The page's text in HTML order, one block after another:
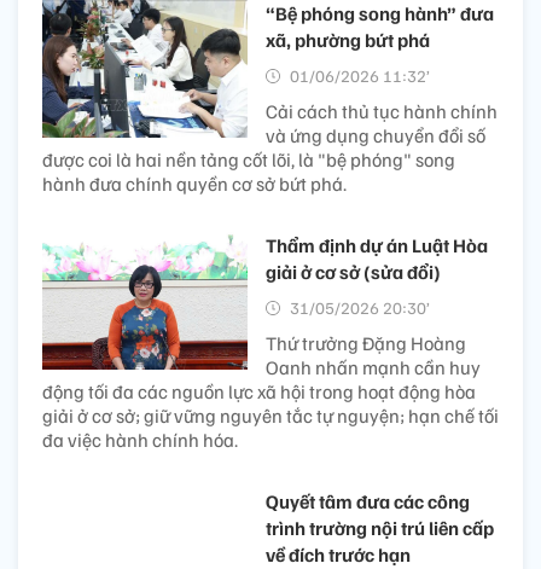
“Bệ phóng song hành” đưa
xã, phường bứt phá
01/06/2026 11:32’
Cải cách thủ tục hành chính
và ứng dụng chuyển đổi số
được coi là hai nền tảng cốt lõi, là "bệ phóng" song
hành đưa chính quyền cơ sở bứt phá.
Thẩm định dự án Luật Hòa
giải ở cơ sở (sửa đổi)
31/05/2026 20:30’
Thứ trưởng Đặng Hoàng
Oanh nhấn mạnh cần huy
động tối đa các nguồn lực xã hội trong hoạt động hòa
giải ở cơ sở; giữ vững nguyên tắc tự nguyện; hạn chế tối
đa việc hành chính hóa.
Quyết tâm đưa các công
trình trường nội trú liên cấp
về đích trước hạn